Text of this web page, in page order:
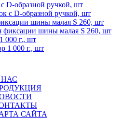
D-образной ручкой, шт
шины малая S 260, шт
000 г., шт
САЙТА